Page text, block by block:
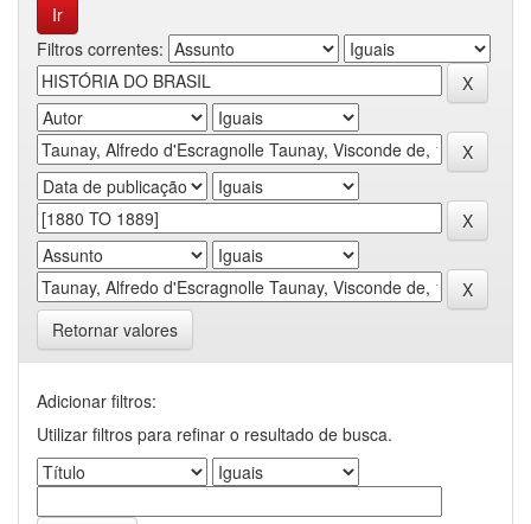
Filtros correntes:
Retornar valores
Adicionar filtros:
Utilizar filtros para refinar o resultado de busca.